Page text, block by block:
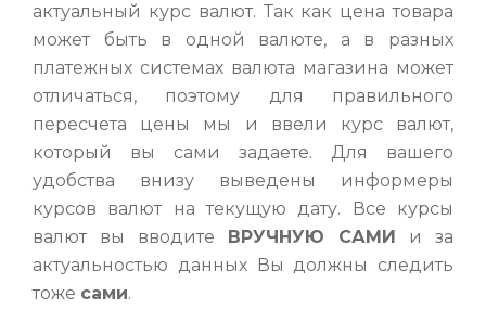
актуальный курс валют. Так как цена товара
может быть в одной валюте, а в разных
платежных системах валюта магазина может
отличаться, поэтому для правильного
пересчета цены мы и ввели курс валют,
который вы сами задаете. Для вашего
удобства внизу выведены информеры
курсов валют на текущую дату. Все курсы
валют вы вводите
ВРУЧНУЮ САМИ
и за
актуальностью данных Вы должны следить
тоже сами.